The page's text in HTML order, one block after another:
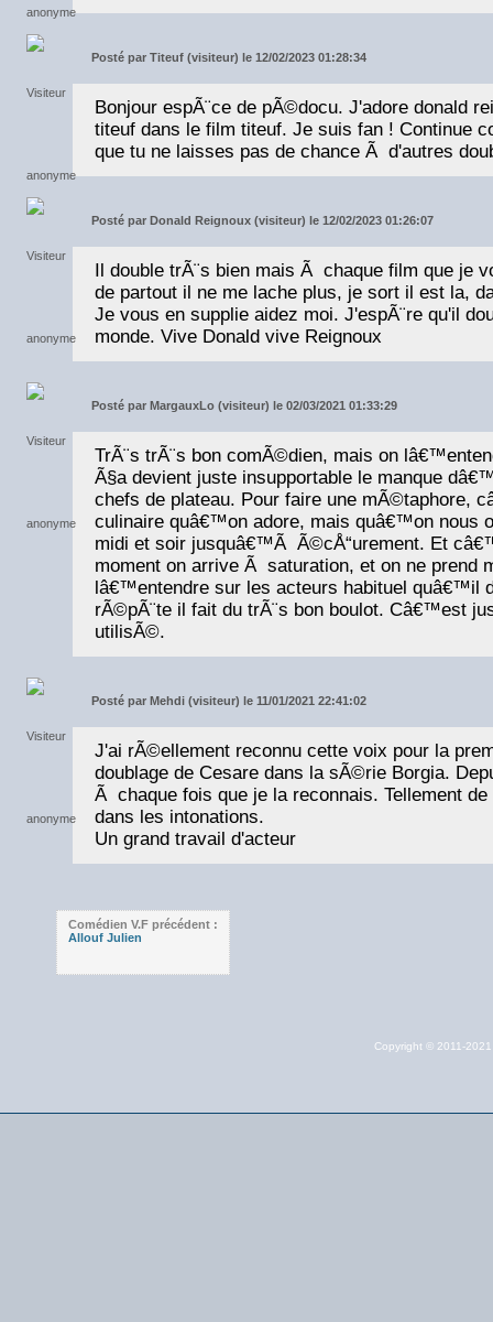
Posté par Titeuf (visiteur) le 12/02/2023 01:28:34
Bonjour espÃ¨ce de pÃ©docu. J'adore donald
titeuf dans le film titeuf. Je suis fan ! Continue
que tu ne laisses pas de chance Ã d'autres
Posté par Donald Reignoux (visiteur) le 12/02/2023 01:26:07
Il double trÃ¨s bien mais Ã chaque film que je
de partout il ne me lache plus, je sort il est la,
Je vous en supplie aidez moi. J'espÃ¨re qu'il
monde. Vive Donald vive Reignoux
Posté par MargauxLo (visiteur) le 02/03/2021 01:33:29
TrÃ¨s trÃ¨s bon comÃ©dien, mais on
Ã§a devient juste insupportable le manque
chefs de plateau. Pour faire une mÃ©taphore,
culinaire quâ€™on adore, mais quâ€™on nous
midi et soir jusquâ€™Ã Ã©cÅ“urement. Et
moment on arrive Ã saturation, et on ne prend
lâ€™entendre sur les acteurs habituel quâ€™il
rÃ©pÃ¨te il fait du trÃ¨s bon boulot. Câ€™est
utilisÃ©.
Posté par Mehdi (visiteur) le 11/01/2021 22:41:02
J'ai rÃ©ellement reconnu cette voix pour la
doublage de Cesare dans la sÃ©rie Borgia.
Ã chaque fois que je la reconnais. Tellement
dans les intonations.
Un grand travail d'acteur
Comédien V.F précédent :
Allouf Julien
Copyright © 2011-